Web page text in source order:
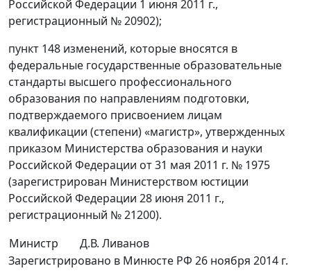
Российской Федерации 1 июня 2011 г.,
регистрационный № 20902);
пункт 148 изменений, которые вносятся в
федеральные государственные образовательные
стандарты высшего профессионального
образования по направлениям подготовки,
подтверждаемого присвоением лицам
квалификации (степени) «магистр», утвержденных
приказом Министерства образования и науки
Российской Федерации от 31 мая 2011 г. № 1975
(зарегистрирован Министерством юстиции
Российской Федерации 28 июня 2011 г.,
регистрационный № 21200).
Министр
Д.В. Ливанов
Зарегистрировано в Минюсте РФ 26 ноября 2014 г.